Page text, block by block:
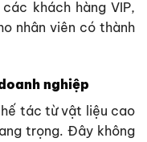
khách hàng VIP,
nhân viên có thành
nghiệp
tác từ vật liệu cao
trọng. Đây không